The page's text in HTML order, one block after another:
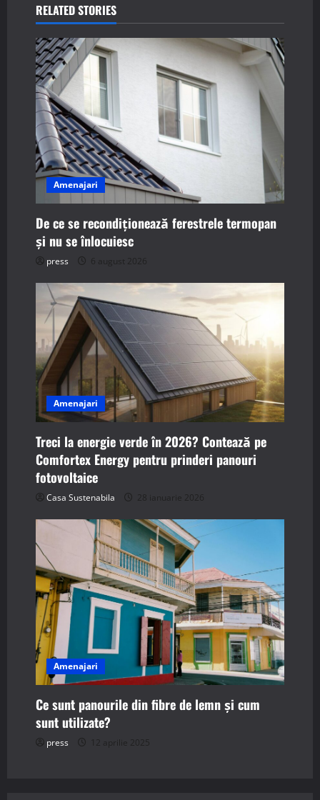
a
v
i
g
a
t
i
o
n
RELATED STORIES
Amenajari
De ce se recondiționează ferestrele termopan
și nu se înlocuiesc
press 6 august 2026
Amenajari
Treci la energie verde în 2026? Contează pe
Comfortex Energy pentru prinderi panouri
fotovoltaice
Casa Sustenabila 28 ianuarie 2026
Amenajari
Ce sunt panourile din fibre de lemn și cum
sunt utilizate?
press 12 aprilie 2025